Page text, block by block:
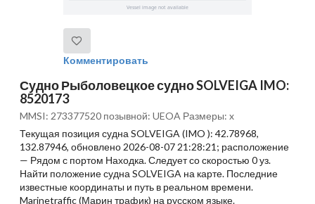
Комментировать
Судно Рыболовецкое судно SOLVEIGA IMO:
8520173
MMSI: 273377520 позывной: UEOA Размеры: x
Текущая позиция судна SOLVEIGA (IMO ): 42.78968,
132.87946, обновлено 2026-08-07 21:28:21; расположение
— Рядом с портом Находка. Следует со скоростью 0 уз.
Найти положение судна SOLVEIGA на карте. Последние
известные координаты и путь в реальном времени.
Marinetraffic (Марин трафик) на русском языке.